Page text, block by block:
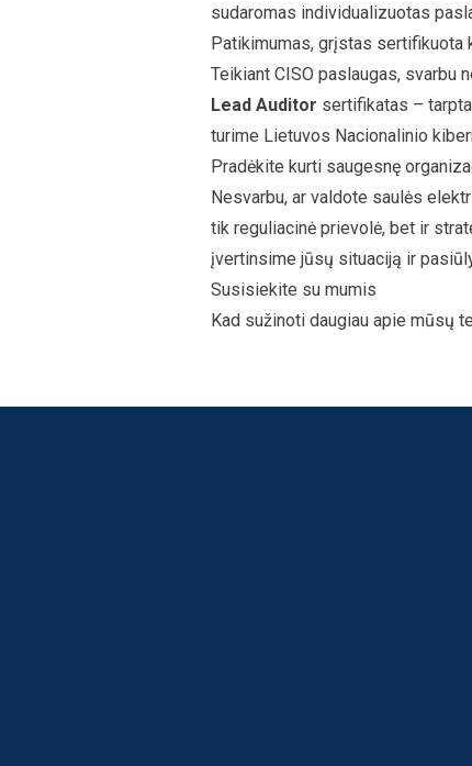
sudaromas individualizuotas
Patikimumas, grįstas sertifikuota
Teikiant CISO paslaugas,
Lead Auditor sertifikatas –
turime Lietuvos Nacionalinio
Pradėkite kurti saugesnę
Nesvarbu, ar valdote saulės
tik reguliacinė prievolė, bet ir
įvertinsime jūsų situaciją ir
Susisiekite su mumis
Kad sužinoti daugiau apie mūsų